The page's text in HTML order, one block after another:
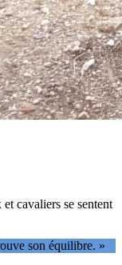
cavaliers se sentent
son équilibre. »